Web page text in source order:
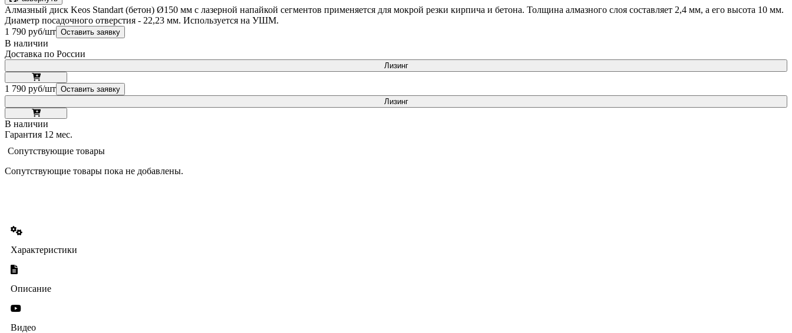
Алмазный диск Keos Standart (бетон) Ø150 мм с лазерной напайкой сегментов применяется для мокрой резки кирпича и бетона. Толщина алмазного слоя составляет 2,4 мм, а его высота 10 мм.
Диаметр посадочного отверстия - 22,23 мм. Используется на УШМ.
1 790 руб/шт Оставить заявку
В наличии
Доставка по России
Лизинг
1 790 руб/шт Оставить заявку
Лизинг
В наличии
Гарантия 12 мес.
Сопутствующие товары
Сопутствующие товары пока не добавлены.
Характеристики
Описание
Видео